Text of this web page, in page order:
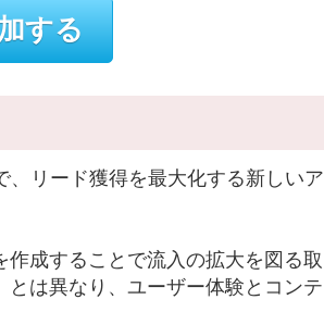
する
リード獲得を最大化する新しいア
成することで流入の拡大を図る取
は異なり、ユーザー体験とコンテ